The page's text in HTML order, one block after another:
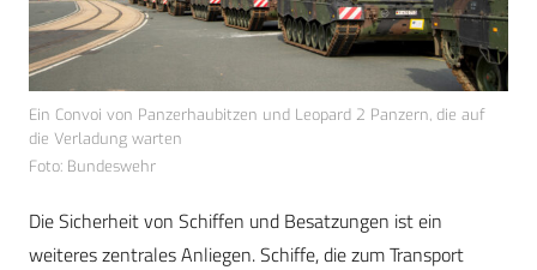
Ein Convoi von Panzerhaubitzen und Leopard 2 Panzern, die auf
die Verladung warten
Foto: Bundeswehr
Die Sicherheit von Schiffen und Besatzungen ist ein
weiteres zentrales Anliegen. Schiffe, die zum Transport